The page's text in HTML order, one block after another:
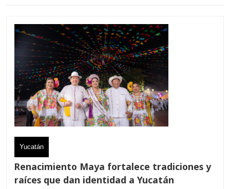
Yucatán
Renacimiento Maya fortalece tradiciones y
raíces que dan identidad a Yucatán